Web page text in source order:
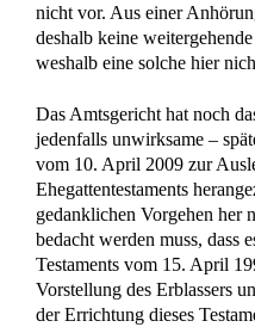
nicht vor. Aus einer
deshalb keine
weshalb eine solche hier
Das Amtsgericht hat noch
jedenfalls unwirksame –
vom 10. April 2009 zur
Ehegattentestaments
gedanklichen Vorgehen her
bedacht werden muss, dass
Testaments vom 15. April
Vorstellung des Erblassers
der Errichtung dieses